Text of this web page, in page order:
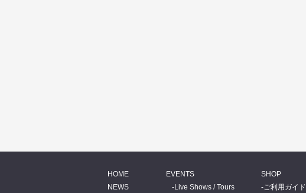
HOME
NEWS
EVENTS
Live Shows / Tours
SHOP
ご利用ガイド